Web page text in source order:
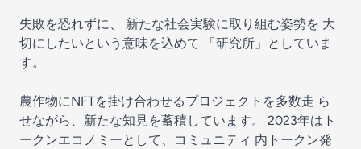
失敗を恐れずに、 新たな社会実験に取り組む姿勢を 大
切にしたいという意味を込めて 「研究所」としていま
す。
農作物にNFTを掛け合わせるプロジェクトを多数走 ら
せながら、新たな知見を蓄積しています。 2023年はト
ークンエコノミーとして、コミュニティ 内トークン発